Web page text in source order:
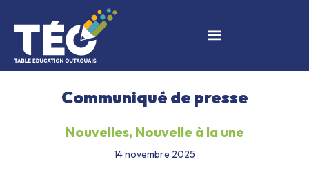
Communiqué de presse
Nouvelles, Nouvelle à la une
14 novembre 2025